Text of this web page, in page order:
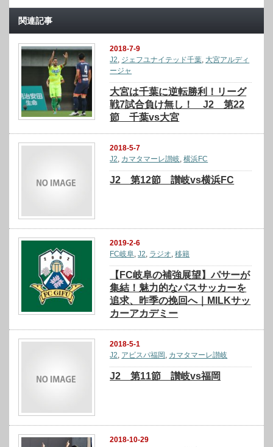
関連記事
2018-7-9
J2, ジェフユナイテッド千葉, 大宮アルディ
ージャ
大宮は千葉に逆転勝利！リーグ
戦7試合負け無し！ J2 第22
節 千葉vs大宮
2018-5-7
J2, カマタマーレ讃岐,横浜FC
J2 第12節 讃岐vs横浜FC
2019-2-6
FC岐阜,J2, ラジオ,移籍
【FC岐阜の補強展望】パサーが
集結！魅力的なパスサッカーを
追求、昨季の挽回へ｜MILKサッ
カーアカデミー
2018-5-1
J2, アビスパ福岡 , カマタマーレ讃岐
J2 第11節 讃岐vs福岡
2018-10-29